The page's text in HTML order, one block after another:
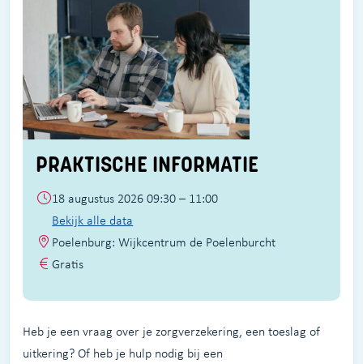
PRAKTISCHE INFORMATIE
18 augustus 2026 09:30 – 11:00
Bekijk alle data
Poelenburg: Wijkcentrum de Poelenburcht
Gratis
Heb je een vraag over je zorgverzekering, een toeslag of
uitkering? Of heb je hulp nodig bij een